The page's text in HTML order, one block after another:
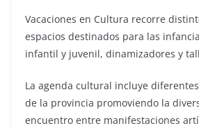
Vacaciones en Cultura recorre
espacios destinados para las
infantil y juvenil, dinamizadores y
La agenda cultural incluye
de la provincia promoviendo la
encuentro entre manifestaciones